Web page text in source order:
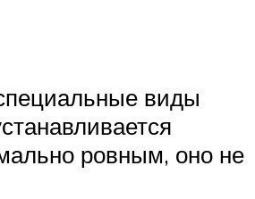
виды
ровным, оно не